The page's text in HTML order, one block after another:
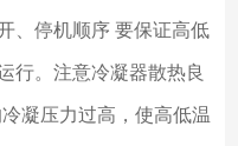
、停机顺序 要保证高低
行。注意冷凝器散热良
凝压力过高，使高低温